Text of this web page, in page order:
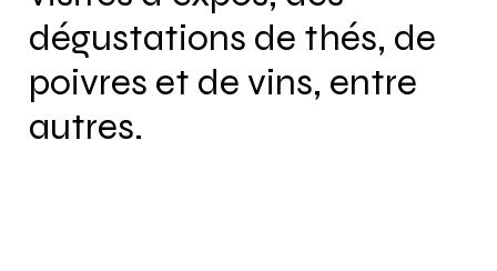
dégustations de thés, de
poivres et de vins, entre
autres.